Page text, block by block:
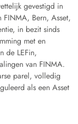
gevestigd in
FINMA, Bern, Asset,
, in bezit sinds
met en
de LEFin,
van FINMA.
parel, volledig
als een Asset